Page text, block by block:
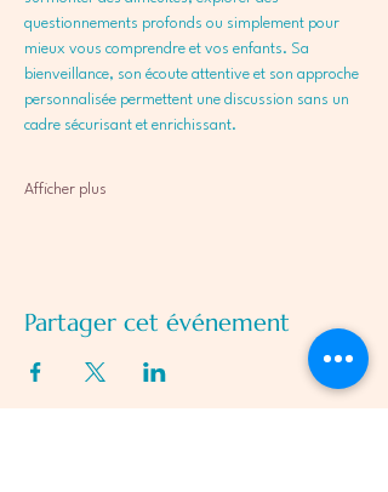
questionnements profonds ou simplement pour
mieux vous comprendre et vos enfants. Sa
bienveillance, son écoute attentive et son approche
personnalisée permettent une discussion sans un
cadre sécurisant et enrichissant.
Afficher plus
Partager cet événement